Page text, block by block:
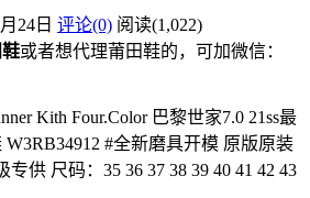
24日 评论(0) 阅读(1,022)
或者想代理莆田鞋的，可加微信：
Kith Four.Color 巴黎世家7.0 21ss最
#全新磨具开模 原版原装
供 尺码：35 36 37 38 39 40 41 42 43